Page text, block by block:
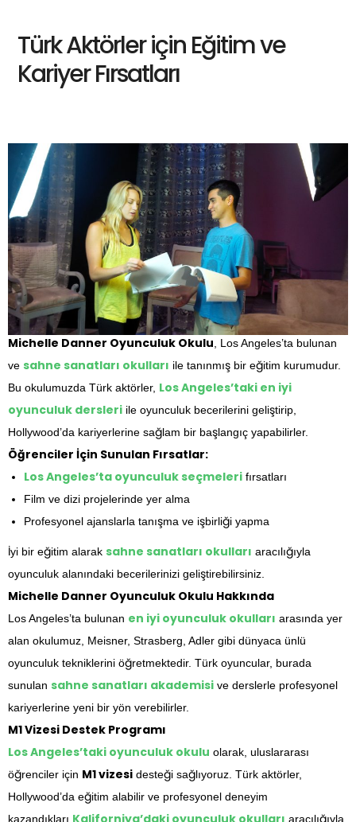
Türk Aktörler için Eğitim ve
Kariyer Fırsatları
Michelle Danner Oyunculuk Okulu, Los Angeles’ta bulunan
ve sahne sanatları okulları ile tanınmış bir eğitim kurumudur.
Bu okulumuzda Türk aktörler, Los Angeles’taki en iyi
oyunculuk dersleri ile oyunculuk becerilerini geliştirip,
Hollywood’da kariyerlerine sağlam bir başlangıç yapabilirler.
Öğrenciler İçin Sunulan Fırsatlar:
Los Angeles’ta oyunculuk seçmeleri fırsatları
Film ve dizi projelerinde yer alma
Profesyonel ajanslarla tanışma ve işbirliği yapma
İyi bir eğitim alarak sahne sanatları okulları aracılığıyla
oyunculuk alanındaki becerilerinizi geliştirebilirsiniz.
Michelle Danner Oyunculuk Okulu Hakkında
Los Angeles’ta bulunan en iyi oyunculuk okulları arasında yer
alan okulumuz, Meisner, Strasberg, Adler gibi dünyaca ünlü
oyunculuk tekniklerini öğretmektedir. Türk oyuncular, burada
sunulan sahne sanatları akademisi ve derslerle profesyonel
kariyerlerine yeni bir yön verebilirler.
M1 Vizesi Destek Programı
Los Angeles’taki oyunculuk okulu olarak, uluslararası
öğrenciler için M1 vizesi desteği sağlıyoruz. Türk aktörler,
Hollywood’da eğitim alabilir ve profesyonel deneyim
kazandıkları
aracılığıyla